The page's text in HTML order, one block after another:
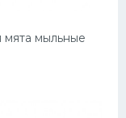
мята мыльные